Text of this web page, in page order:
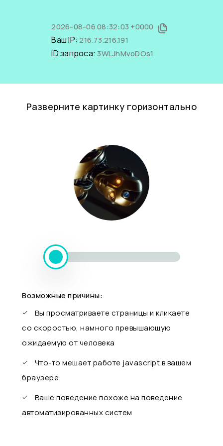
2026-08-06 08:32:03 +0000
Ваш IP:216.73.216.191
ID запроса: 3WLJhMvoDOs1
Разверните картинку горизонтально
Возможные причины:
Вы просматриваете страницы и кликаете
со скоростью, намного превышающую
ожидаемую от человека
Что-то мешает работе javascript в вашем
браузере
Ваше поведение похоже на поведение
автоматизированных систем